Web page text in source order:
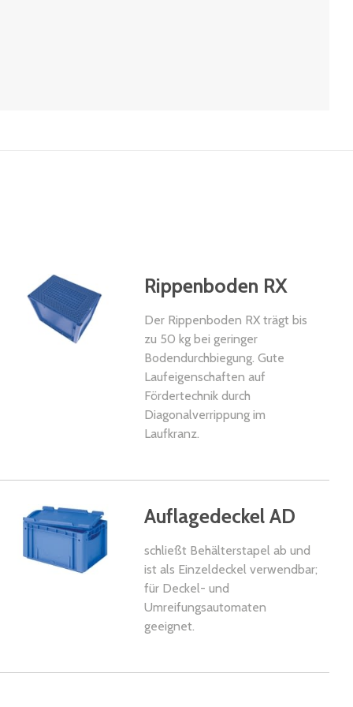
Rippenboden RX
Der Rippenboden RX trägt bis
zu 50 kg bei geringer
Bodendurchbiegung. Gute
Laufeigenschaften auf
Fördertechnik durch
Diagonalverrippung im
Laufkranz.
Auflagedeckel AD
schließt Behälterstapel ab und
ist als Einzeldeckel verwendbar;
für Deckel- und
Umreifungsautomaten
geeignet.